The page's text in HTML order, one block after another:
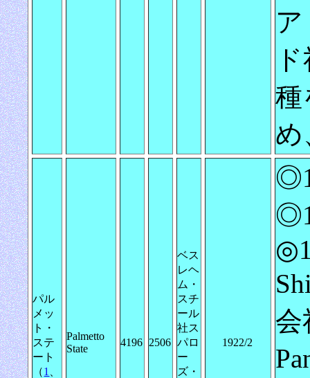
種
め
パル
メッ
ト・
ステ
ート
（1
Palmetto
State
4196 2506
ベス
レヘ
ム・
スチ
ール
社ス
パロ
ー
ズ・
1922/2
会